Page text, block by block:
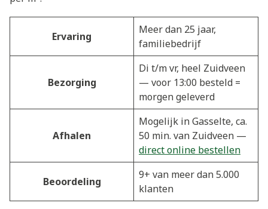
Ervaring
Meer dan 25 jaar,
familiebedrijf
Bezorging
Di t/m vr, heel Zuidveen
— voor 13:00 besteld =
morgen geleverd
Afhalen
Mogelijk in Gasselte, ca.
50 min. van Zuidveen —
direct online bestellen
Beoordeling
9+ van meer dan 5.000
klanten